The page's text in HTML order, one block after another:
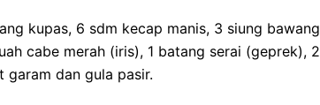
kupas, 6 sdm kecap manis, 3 siung bawang
cabe merah (iris), 1 batang serai (geprek), 2
garam dan gula pasir.